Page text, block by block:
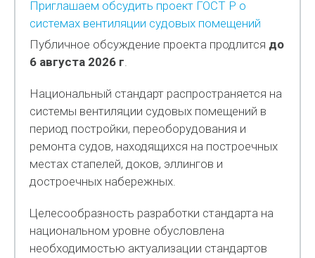
Приглашаем обсудить проект ГОСТ Р о
системах вентиляции судовых помещений
Публичное обсуждение проекта продлится до
6 августа 2026 г.
Национальный стандарт распространяется на
системы вентиляции судовых помещений в
период постройки, переоборудования и
ремонта судов, находящихся на построечных
местах стапелей, доков, эллингов и
достроечных набережных.
Целесообразность разработки стандарта на
национальном уровне обусловлена
необходимостью актуализации стандартов